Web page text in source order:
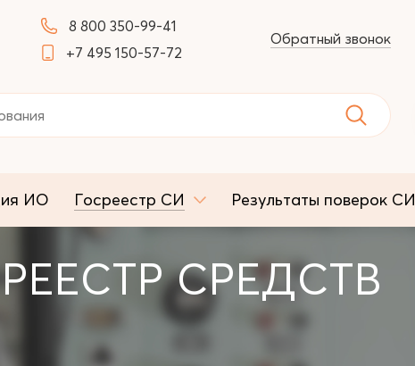
8 800 350-99-41
+7 495 150-57-72
Обратный звонок
ИО Госреестр СИ Результаты поверок СИ
СРЕДСТВ